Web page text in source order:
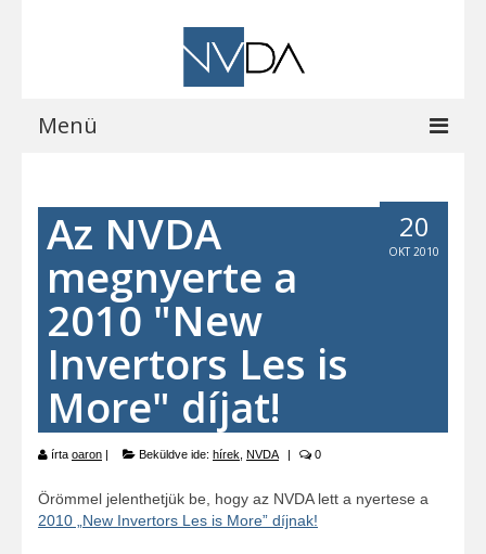
Menü
A programról
Letöltések
Vocalizer vásárlás
Blog
EOCast
Elérhetőségeink
20
OKT 2010
Az NVDA
megnyerte a
2010 "New
Invertors Les is
More" díjat!
írta oaron | Beküldve ide: hírek NVDA | 0
Örömmel jelenthetjük be, hogy az NVDA lett a nyertese a
2010 „New Invertors Les is More” díjnak!